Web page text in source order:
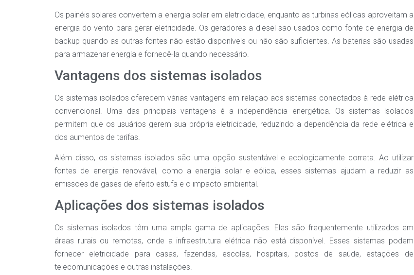
Os painéis solares convertem a energia solar em eletricidade, enquanto as turbinas eólicas aproveitam a
energia do vento para gerar eletricidade. Os geradores a diesel são usados como fonte de energia de
backup quando as outras fontes não estão disponíveis ou não são suficientes. As baterias são usadas
para armazenar energia e fornecê-la quando necessário.
Vantagens dos sistemas isolados
Os sistemas isolados oferecem várias vantagens em relação aos sistemas conectados à rede elétrica
convencional. Uma das principais vantagens é a independência energética. Os sistemas isolados
permitem que os usuários gerem sua própria eletricidade, reduzindo a dependência da rede elétrica e
dos aumentos de tarifas.
Além disso, os sistemas isolados são uma opção sustentável e ecologicamente correta. Ao utilizar
fontes de energia renovável, como a energia solar e eólica, esses sistemas ajudam a reduzir as
emissões de gases de efeito estufa e o impacto ambiental.
Aplicações dos sistemas isolados
Os sistemas isolados têm uma ampla gama de aplicações. Eles são frequentemente utilizados em
áreas rurais ou remotas, onde a infraestrutura elétrica não está disponível. Esses sistemas podem
fornecer eletricidade para casas, fazendas, escolas, hospitais, postos de saúde, estações de
telecomunicações e outras instalações.